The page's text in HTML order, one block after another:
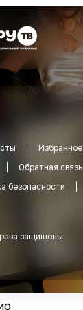
Избранное
Обратная связь
безопасности
защищены